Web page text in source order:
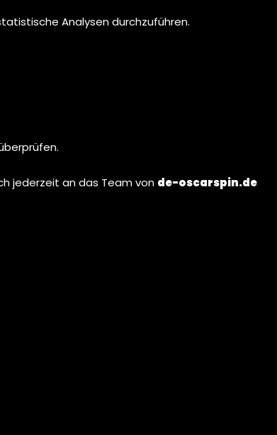
Analysen durchzuführen.
jederzeit an das Team von de-oscarspin.de